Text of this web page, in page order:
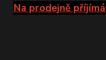
Na prodejně